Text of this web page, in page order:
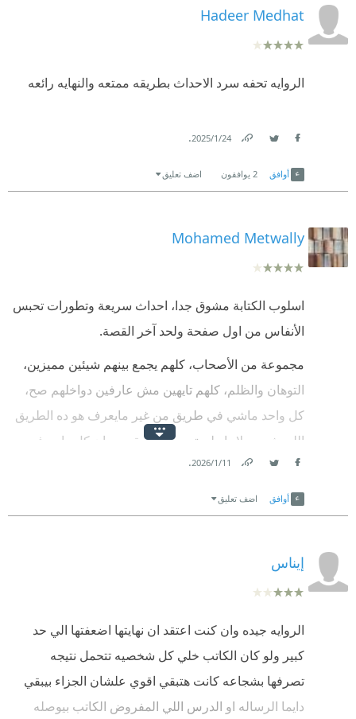
Hadeer Medhat
الروايه تحفه سرد الاحداث بطريقه ممتعه والنهايه رائعه
24‏/1‏/2025
.
أوافق 2 يوافقون اضف تعليق
Mohamed Metwally
اسلوب الكتابة مشوق جدا، احداث سريعة وتطورات تحبس
الأنفاس من اول صفحة ولحد آخر القصة.
مجموعة من الأصحاب، كلهم يجمع بينهم شيئين مميزين،
التوهان والظلم، كلهم تايهين مش عارفين دواخلهم صح،
كل واحد ماشي في طريق من غير مايعرف هو ده الطريق
اللي شبهه ولا دا طريق مش طريقه مع ان كل واحد فيهم
اختاره بنفسه. كلهم يجمع بينهم الظلم، ما بين ظالم لنفسه
أو ظالم لشريك حياته، او الاثنين معا، والأغلب فيهم ان
الظلم ده من غير وعي او احساس بتأنيب الضمير.
فرح سارة، وهو أيضا يوم وفاة ياسين، ليكون اليوم الفارق
في حياتهم جميعا الي تتم فيه وقفة مع النفس، وحساب
عسير يعطي كل منهم فرصة لتصحيح المسار والمضي
الى طريق جديد قد تكون فيه النجاة، والحياة.
محمد متولي
11‏/1‏/2026
.
أوافق اضف تعليق
إيناس
الروايه جيده وان كنت اعتقد ان نهايتها اضعفتها الي حد
كبير ولو كان الكاتب خلي كل شخصيه تتحمل نتيجه
تصرفها بشجاعه كانت هتبقي اقوي علشان الجزاء بيبقي
دايما الرساله او الدرس اللي المفروض الكاتب بيوصله